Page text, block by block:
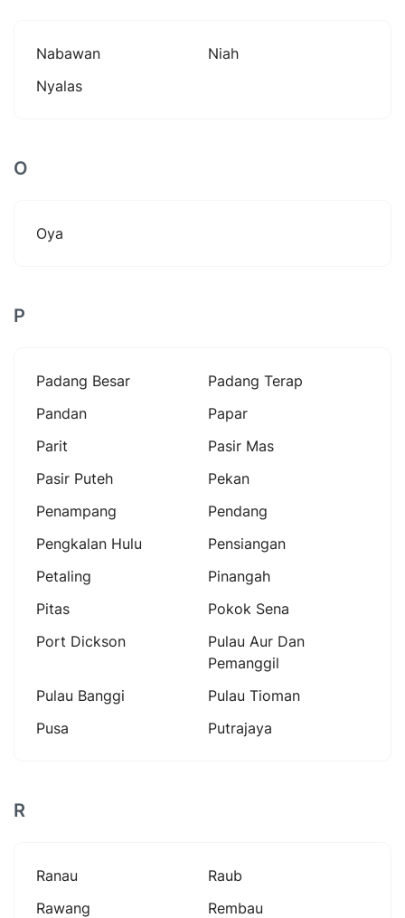
Nabawan
Niah
Nyalas
O
Oya
P
Padang Besar
Padang Terap
Pandan
Papar
Parit
Pasir Mas
Pasir Puteh
Pekan
Penampang
Pendang
Pengkalan Hulu
Pensiangan
Petaling
Pinangah
Pitas
Pokok Sena
Port Dickson
Pulau Aur Dan
Pemanggil
Pulau Banggi
Pulau Tioman
Pusa
Putrajaya
R
Ranau
Raub
Rawang
Rembau